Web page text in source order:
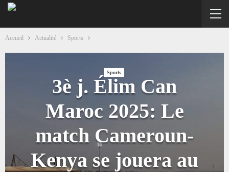
Accueil Actualité Sports
Sports
3è j. Élim Can
Maroc 2025: Le
match Cameroun-
Kenya se jouera au